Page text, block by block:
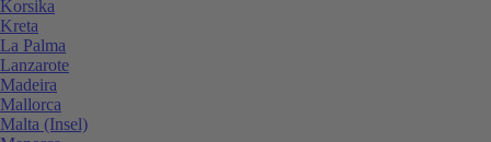
Korsika
Kreta
La Palma
Lanzarote
Madeira
Mallorca
Malta (Insel)